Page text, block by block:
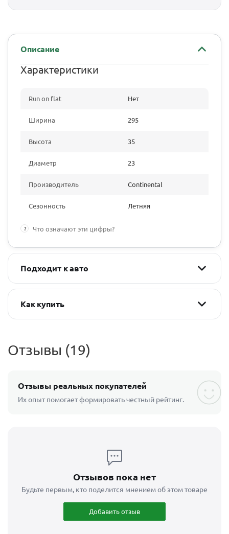
Описание
Характеристики
Run on flat Нет
Ширина 295
Высота 35
Диаметр 23
Производитель Continental
Сезонность Летняя
? Что означают эти цифры?
Подходит к авто
Как купить
Отзывы (19)
Отзывы реальных покупателей
Их опыт помогает формировать честный рейтинг.
Отзывов пока нет
Будьте первым, кто поделится мнением об этом товаре
Добавить отзыв